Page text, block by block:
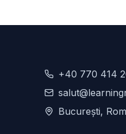
+40 770 414
București,